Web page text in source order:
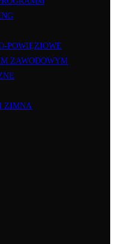
POWIĘZIOWE
ZAWODOWYM
ZIMNA